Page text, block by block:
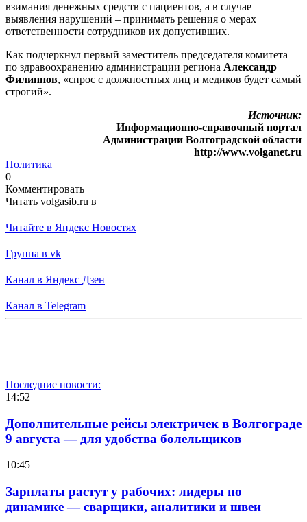
взимания денежных средств с пациентов, а в случае
выявления нарушений – принимать решения о мерах
ответственности сотрудников их допустивших.
Как подчеркнул первый заместитель председателя комитета
по здравоохранению администрации региона Александр
Филиппов, «спрос с должностных лиц и медиков будет самый
строгий».
Источник:
Информационно-справочный портал
Администрации Волгоградской области
http://www.volganet.ru
Политика
0
Комментировать
Читать volgasib.ru в
Читайте в Яндекс Новостях
Группа в vk
Канал в Яндекс Дзен
Канал в Telegram
Последние новости:
14:52
Дополнительные рейсы электричек в Волгограде
9 августа — для удобства болельщиков
10:45
Зарплаты растут у рабочих: лидеры по
динамике — сварщики, аналитики и швеи